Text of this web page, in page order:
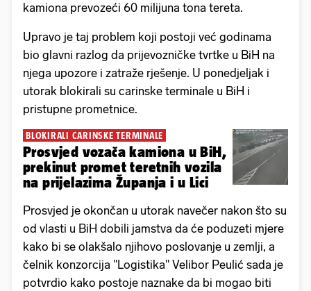
kamiona prevozeći 60 milijuna tona tereta.
Upravo je taj problem koji postoji već godinama
bio glavni razlog da prijevozničke tvrtke u BiH na
njega upozore i zatraže rješenje. U ponedjeljak i
utorak blokirali su carinske terminale u BiH i
pristupne prometnice.
BLOKIRALI CARINSKE TERMINALE
Prosvjed vozača kamiona u BiH,
prekinut promet teretnih vozila
na prijelazima Županja i u Lici
Prosvjed je okončan u utorak navečer nakon što su
od vlasti u BiH dobili jamstva da će poduzeti mjere
kako bi se olakšalo njihovo poslovanje u zemlji, a
čelnik konzorcija "Logistika" Velibor Peulić sada je
potvrdio kako postoje naznake da bi mogao biti